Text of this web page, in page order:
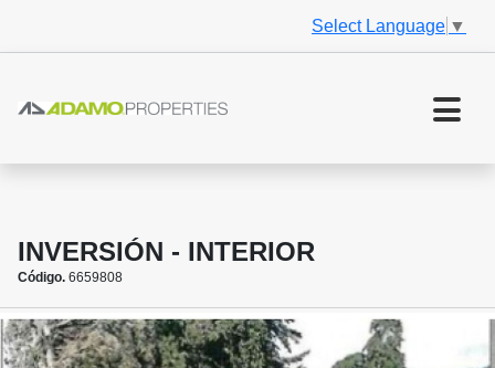
Select Language ▼
INVERSIÓN - INTERIOR
Código. 6659808